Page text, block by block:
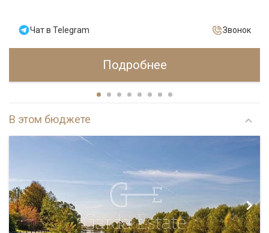
Чат в Telegram Звонок
Подробнее
В этом бюджете